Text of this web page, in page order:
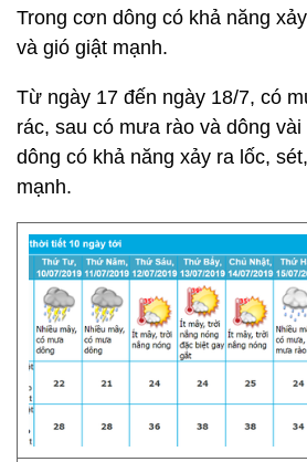
Trong cơn dông có khả năng
và gió giật mạnh.
Từ ngày 17 đến ngày 18/7, có
rác, sau có mưa rào và dông
dông có khả năng xảy ra lốc,
mạnh.